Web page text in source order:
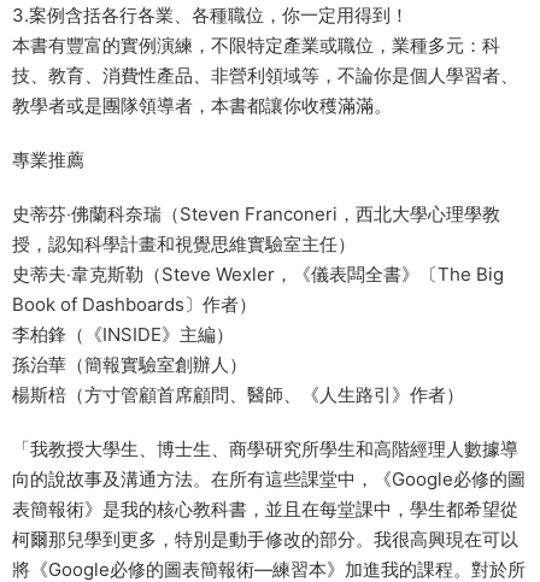
3.案例含括各行各業、各種職位，你一定用得到！
本書有豐富的實例演練，不限特定產業或職位，業種多元：科
技、教育、消費性產品、非營利領域等，不論你是個人學習者、
教學者或是團隊領導者，本書都讓你收穫滿滿。
專業推薦
史蒂芬‧佛蘭科奈瑞（Steven Franconeri，西北大學心理學教
授，認知科學計畫和視覺思維實驗室主任）
史蒂夫‧韋克斯勒（Steve Wexler，《儀表闆全書》〔The Big
Book of Dashboards〕作者）
李柏鋒（《INSIDE》主編）
孫治華（簡報實驗室創辦人）
楊斯棓（方寸管顧首席顧問、醫師、《人生路引》作者）
「我教授大學生、博士生、商學研究所學生和高階經理人數據導
向的說故事及溝通方法。在所有這些課堂中，《Google必修的圖
表簡報術》是我的核心教科書，並且在每堂課中，學生都希望從
柯爾那兒學到更多，特別是動手修改的部分。我很高興現在可以
將《Google必修的圖表簡報術—練習本》加進我的課程。對於所